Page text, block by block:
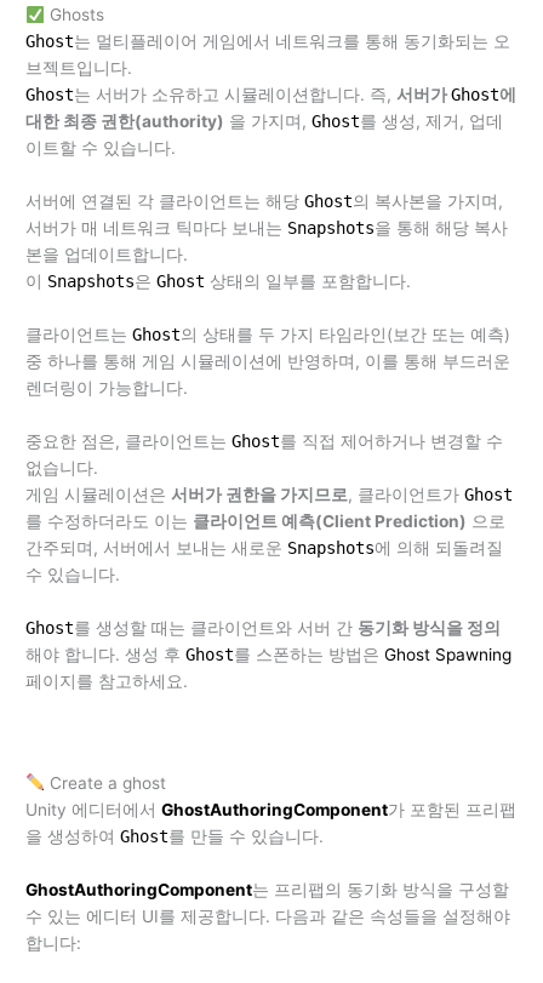
Ghosts
Ghost는 멀티플레이어 게임에서 네트워크를 통해 동기화되는 오
브젝트입니다.
Ghost는 서버가 소유하고 시뮬레이션합니다. 즉,서버가Ghost에
대한 최종 권한(authority) 을 가지며,Ghost를 생성, 제거, 업데
이트할 수 있습니다.
서버에 연결된 각 클라이언트는 해당Ghost의 복사본을 가지며,
서버가 매 네트워크 틱마다 보내는 Snapshots을 통해 해당 복사
본을 업데이트합니다.
이 Snapshots은Ghost 상태의 일부를 포함합니다.
클라이언트는Ghost의 상태를 두 가지 타임라인(보간 또는 예측)
중 하나를 통해 게임 시뮬레이션에 반영하며, 이를 통해 부드러운
렌더링이 가능합니다.
중요한 점은, 클라이언트는Ghost를 직접 제어하거나 변경할 수
없습니다.
게임 시뮬레이션은서버가 권한을 가지므로 , 클라이언트가Ghost
를 수정하더라도 이는 클라이언트 예측(Client Prediction) 으로
간주되며, 서버에서 보내는 새로운 Snapshots에 의해 되돌려질
수 있습니다.
Ghost를 생성할 때는 클라이언트와 서버 간 동기화 방식을 정의
해야 합니다. 생성 후Ghost를 스폰하는 방법은Ghost Spawning
페이지를 참고하세요.
Create a ghost
Unity 에디터에서GhostAuthoringComponent가 포함된 프리팹
을 생성하여Ghost를 만들 수 있습니다.
GhostAuthoringComponent는 프리팹의 동기화 방식을 구성할
수 있는 에디터 UI를 제공합니다. 다음과 같은 속성들을 설정해야
합니다: